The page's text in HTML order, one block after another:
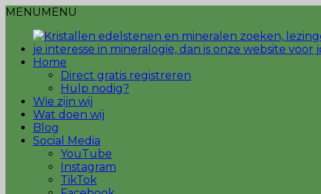
MENUMENU
Home
Direct gratis registreren
Hulp nodig?
Wie zijn wij
Wat doen wij
Blog
Social Media
YouTube
Instagram
TikTok